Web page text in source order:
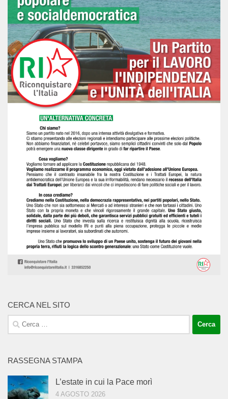
CERCA NEL SITO
Ricerca
per:
RASSEGNA STAMPA
L’estate in cui la Pace morì
4 AGOSTO 2026